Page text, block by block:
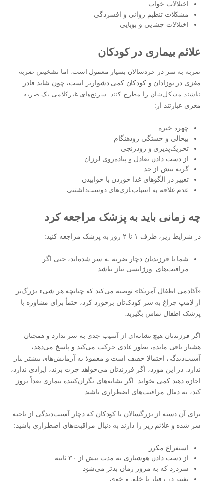
اختلالات خواب
مشکلات تنظیم روانی و افسردگی
اختلالات چشایی و بویایی
علائم بیماری در کودکان
ضربه به سر در خردسالان بسیار معمول است. اما تشخیص ضربه
مغزی در نوزادان و کودکان کمی دشوارتر است، چون شاید قادر
نباشند مشکل‌شان را مطرح کنند. سرنخ‌های غیرکلامی یک ضربه
مغزی عبارتند از:
چهره خیره
بیحالی و خستگی زودهنگام
تحریک‌پذیری و زودرنجی
از دست دادن تعادل و پیاده‌روی لرزان
گریه بیش از حد
تغییر در الگوهای غذا خوردن یا خوابیدن
عدم علاقه به اسباب‌بازی‌های دوست‌داشتنی
چه زمانی باید به پزشک مراجعه کرد
در شرایط زیر، ظرف ۱ تا ۲ روز به پزشک مراجعه کنید:
شما یا فرزندتان دچار ضربه به سر شده‌اید، حتی اگر
مراقبت‌های اورژانسی نیاز نباشد
«آکادمی اطفال آمریکا» توصیه می‌کند که چنانچه هر شیء بزرگ‌تر
از لامپ چراغ به سر کودک‌تان برخورد کرد، حتماً برای مشاوره با
پزشک اطفال تماس بگیرید.
اگر فرزندتان هیچ نشانه‌ای از آسیب جدی به سر ندارد و همچنان
هشیار باقی مانده، بطور عادی حرکت می‌کند و پاسخ می‌دهد،
آسیب‌دیدگی احتمالا خفیف است و معمولا به آزمایش‌های بیشتر نیاز
ندارد. در این مورد، اگر فرزندتان می‌خواهد چرت بزند، ایرادی ندارد،
اجازه دهید کمی بخوابد. اگر نشانه‌های نگران‌کننده بیماری بعداً بروز
کند، به دنبال مراقبت‌های اضطراری باشید.
برای آن دسته از بزرگسالان یا کودکان که دچار آسیب‌دیدگی از ناحیه
سر شده و علائم زیر را دارند به دنبال مراقبت‌های اضطراری باشید:
استفراغ مکرر
از دست دادن هوشیاری به مدت بیش از ۳۰ ثانیه
سردرد که به مرور زمان بدتر می‌شود
تغییر در رفتار یا خلق و خوی